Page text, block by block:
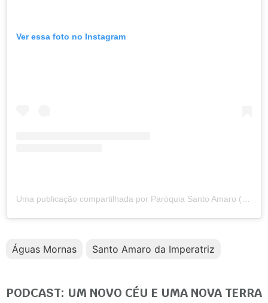
Ver essa foto no Instagram
Uma publicação compartilhada por Paróquia Santo Amaro (@paroquiasantoamarosc)
Águas Mornas Santo Amaro da Imperatriz
PODCAST: UM NOVO CÉU E UMA NOVA TERRA